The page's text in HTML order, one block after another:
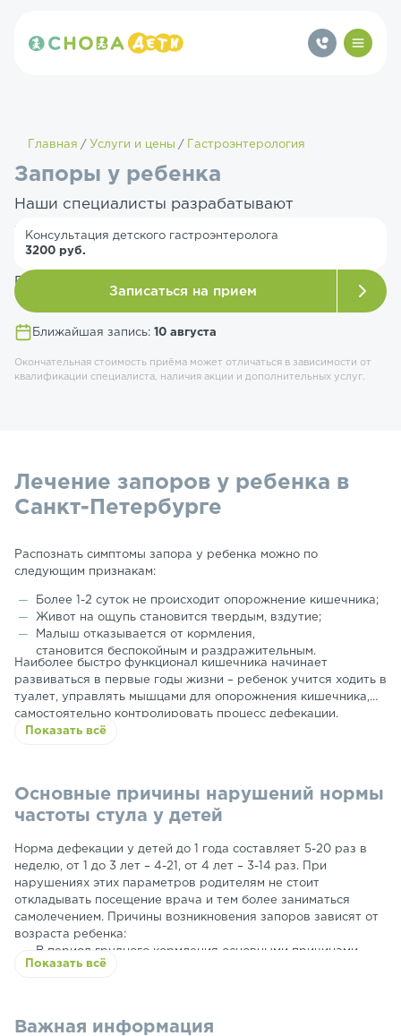
Главная Услуги и цены Гастроэнтерология
Запоры у ребенка
Наши специалисты разрабатывают
индивидуальные программы: коррекция
питания, массаж, безопасные слабительные
при необходимости.
Ближайшая запись: 10 августа
Консультация детского гастроэнтеролога
3200 руб.
Записаться на прием
Окончательная стоимость приёма может отличаться в зависимости от
квалификации специалиста, наличия акции и дополнительных услуг.
Лечение запоров у ребенка в
Санкт-Петербурге
Распознать симптомы запора у ребенка можно по
следующим признакам:
Более 1-2 суток не происходит опорожнение кишечника;
Живот на ощупь становится твердым, вздутие;
Малыш отказывается от кормления,
становится беспокойным и раздражительным.
Наиболее быстро функционал кишечника начинает
развиваться в первые годы жизни – ребенок учится ходить в
туалет, управлять мышцами для опорожнения кишечника,
самостоятельно контролировать процесс дефекации.
Основная задача родителей в этот период – вовремя
Показать всё
Основные причины нарушений нормы
частоты стула у детей
Норма дефекации у детей до 1 года составляет 5-20 раз в
неделю, от 1 до 3 лет – 4-21, от 4 лет – 3-14 раз. При
нарушениях этих параметров родителям не стоит
откладывать посещение врача и тем более заниматься
самолечением. Причины возникновения запоров зависят от
возраста ребенка:
В период грудного кормления основными причинами
задержки стула являются смена грудного молока на
аномалии кишечника, дисбактериоз;
Показать всё
Важная информация